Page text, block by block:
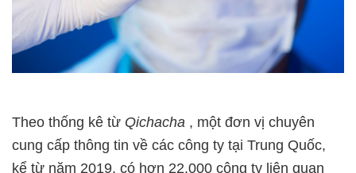
Theo thống kê từ Qichacha , một đơn vị chuyên
cung cấp thông tin về các công ty tại Trung Quốc,
kể từ năm 2019, có hơn 22.000 công ty liên quan